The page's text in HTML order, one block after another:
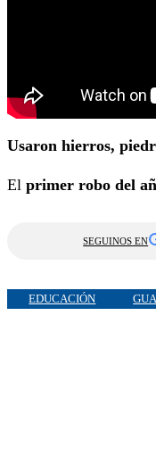
Usaron hierros,
El primer robo del
SEGUINOS EN
EDUCACIÓN